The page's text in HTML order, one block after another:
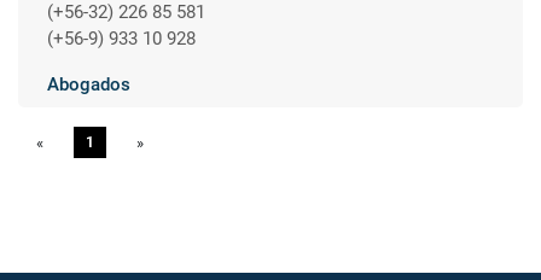
(+56-32) 226 85 581
(+56-9) 933 10 928
Abogados
« Previous
1 »